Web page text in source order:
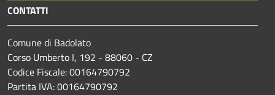
CONTATTI
Comune di Badolato
Corso Umberto I, 192 - 88060 - CZ
Codice Fiscale: 00164790792
Partita IVA: 00164790792